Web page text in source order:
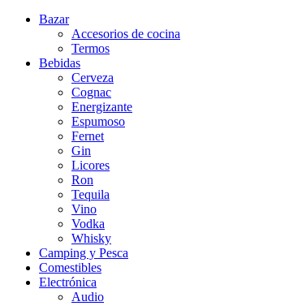
Bazar
Accesorios de cocina
Termos
Bebidas
Cerveza
Cognac
Energizante
Espumoso
Fernet
Gin
Licores
Ron
Tequila
Vino
Vodka
Whisky
Camping y Pesca
Comestibles
Electrónica
Audio